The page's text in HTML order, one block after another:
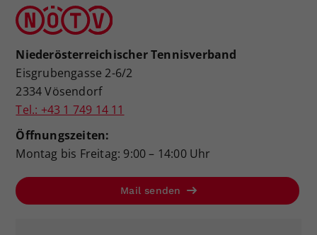
Niederösterreichischer Tennisverband
Eisgrubengasse 2-6/2
2334 Vösendorf
Tel.: +43 1 749 14 11
Öffnungszeiten:
Montag bis Freitag: 9:00 – 14:00 Uhr
Mail senden